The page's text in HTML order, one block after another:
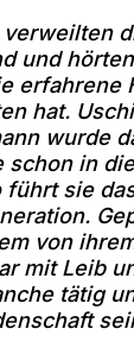
und
erfahrene
hat. Uschi
wurde
schon in
führt sie
von
mit Leib
tätig